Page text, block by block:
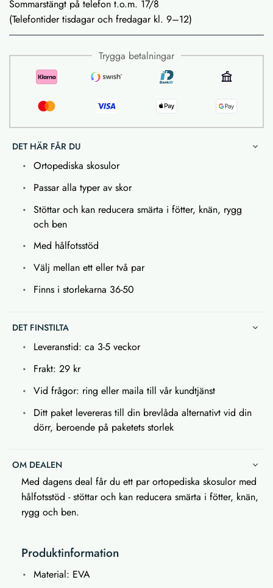
Sommarstängt på telefon t.o.m. 17/8
(Telefontider tisdagar och fredagar kl. 9–12)
Trygga betalningar
DET HÄR FÅR DU
Ortopediska skosulor
Passar alla typer av skor
Stöttar och kan reducera smärta i fötter, knän, rygg
och ben
Med hålfotsstöd
Välj mellan ett eller två par
Finns i storlekarna 36-50
DET FINSTILTA
Leveranstid: ca 3-5 veckor
Frakt: 29 kr
Vid frågor: ring eller maila till vår kundtjänst
Ditt paket levereras till din brevlåda alternativt vid din
dörr, beroende på paketets storlek
OM DEALEN
Med dagens deal får du ett par ortopediska skosulor med
hålfotsstöd - stöttar och kan reducera smärta i fötter, knän,
rygg och ben.
Produktinformation
Material: EVA